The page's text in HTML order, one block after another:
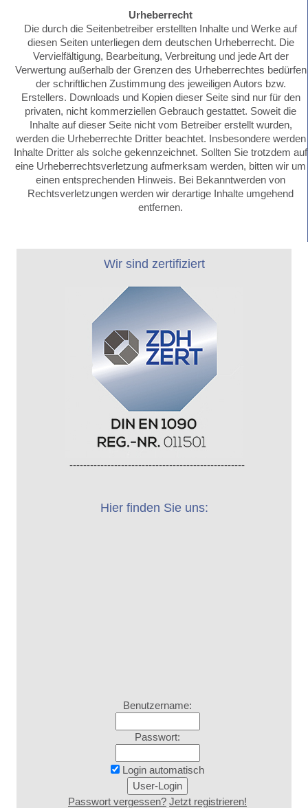
Urheberrecht
Die durch die Seitenbetreiber erstellten Inhalte und Werke auf
diesen Seiten unterliegen dem deutschen Urheberrecht. Die
Vervielfältigung, Bearbeitung, Verbreitung und jede Art der
Verwertung außerhalb der Grenzen des Urheberrechtes bedürfen
der schriftlichen Zustimmung des jeweiligen Autors bzw.
Erstellers. Downloads und Kopien dieser Seite sind nur für den
privaten, nicht kommerziellen Gebrauch gestattet. Soweit die
Inhalte auf dieser Seite nicht vom Betreiber erstellt wurden,
werden die Urheberrechte Dritter beachtet. Insbesondere werden
Inhalte Dritter als solche gekennzeichnet. Sollten Sie trotzdem auf
eine Urheberrechtsverletzung aufmerksam werden, bitten wir um
einen entsprechenden Hinweis. Bei Bekanntwerden von
Rechtsverletzungen werden wir derartige Inhalte umgehend
entfernen.
Wir sind zertifiziert
---------------------------------------------------
Hier finden Sie uns:
Benutzername:
Passwort:
Login automatisch
Passwort vergessen? Jetzt registrieren!